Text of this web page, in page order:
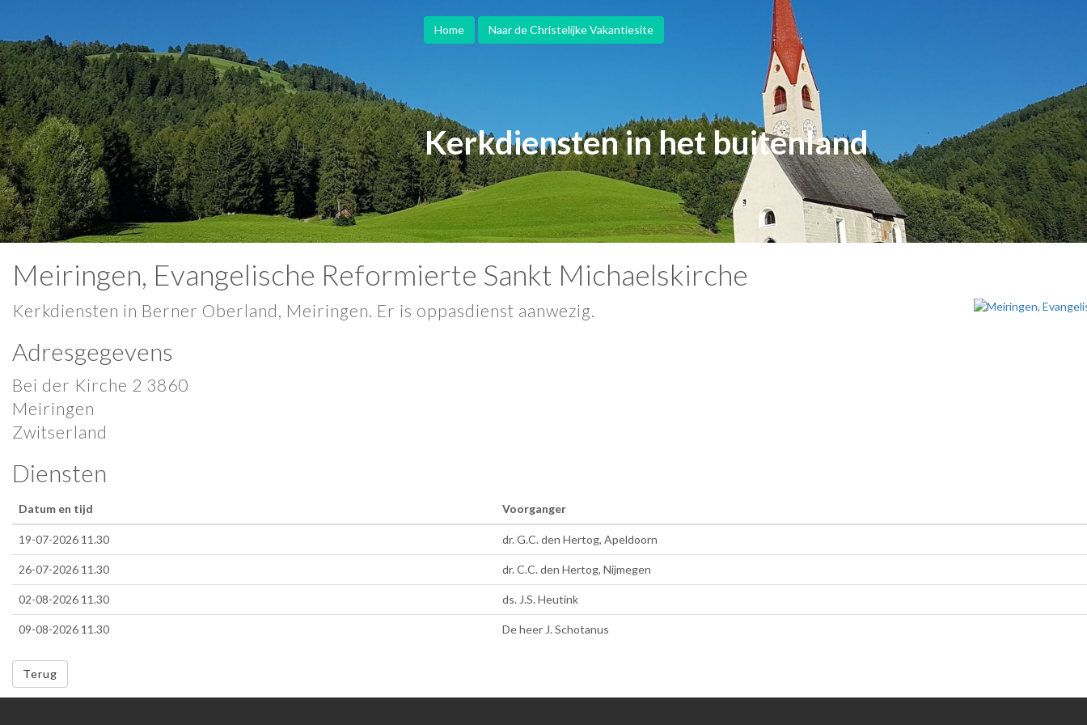
Home Naar de Christelijke Vakantiesite
Kerkdiensten in het buitenland
Meiringen, Evangelische Reformierte Sankt Michaelskirche
Kerkdiensten in Berner Oberland, Meiringen. Er is oppasdienst aanwezig.
Adresgegevens
Bei der Kirche 2 3860
Meiringen
Zwitserland
Diensten
Datum en tijd Voorganger
19-07-2026 11.30 dr. G.C. den Hertog, Apeldoorn
26-07-2026 11.30 dr. C.C. den Hertog, Nijmegen
02-08-2026 11.30 ds. J.S. Heutink
09-08-2026 11.30 De heer J. Schotanus
Terug